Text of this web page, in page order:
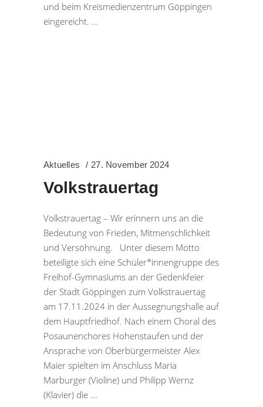
und beim Kreismedienzentrum Göppingen
eingereicht.
Aktuelles 27. November 2024
Volkstrauertag
Volkstrauertag – Wir erinnern uns an die
Bedeutung von Frieden, Mitmenschlichkeit
und Versöhnung. Unter diesem Motto
beteiligte sich eine Schüler*innengruppe des
Freihof-Gymnasiums an der Gedenkfeier
der Stadt Göppingen zum Volkstrauertag
am 17.11.2024 in der Aussegnungshalle auf
dem Hauptfriedhof. Nach einem Choral des
Posaunenchores Hohenstaufen und der
Ansprache von Oberbürgermeister Alex
Maier spielten im Anschluss Maria
Marburger (Violine) und Philipp Wernz
(Klavier) die